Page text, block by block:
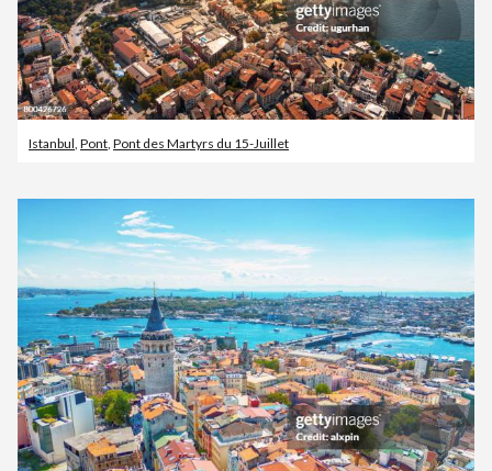
Istanbul Pont Pont des Martyrs du 15-Juillet